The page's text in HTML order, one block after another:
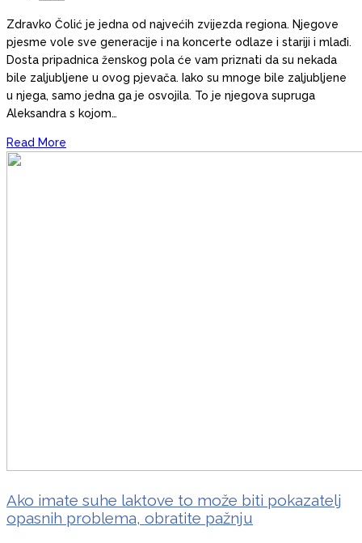
Zdravko Čolić je jedna od najvećih zvijezda regiona. Njegove
pjesme vole sve generacije i na koncerte odlaze i stariji i mlađi.
Dosta pripadnica ženskog pola će vam priznati da su nekada
bile zaljubljene u ovog pjevača. Iako su mnoge bile zaljubljene
u njega, samo jedna ga je osvojila. To je njegova supruga
Aleksandra s kojom…
Read More
Ako imate suhe laktove to može biti pokazatelj
opasnih problema, obratite pažnju